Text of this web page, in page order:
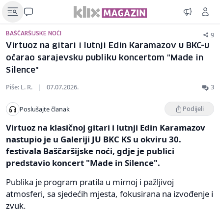
BAŠČARŠIJSKE NOĆI 9
Virtuoz na gitari i lutnji Edin Karamazov u BKC-u
očarao sarajevsku publiku koncertom "Made in
Silence"
Piše: L. R. | 07.07.2026. 3
Poslušajte članak Podijeli
Virtuoz na klasičnoj gitari i lutnji Edin Karamazov
nastupio je u Galeriji JU BKC KS u okviru 30.
festivala Baščaršijske noći, gdje je publici
predstavio koncert "Made in Silence".
Publika je program pratila u mirnoj i pažljivoj
atmosferi, sa sjedećih mjesta, fokusirana na izvođenje i
zvuk.